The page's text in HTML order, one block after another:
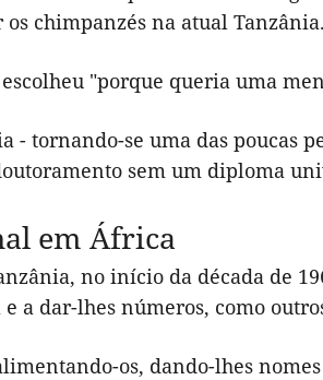
chimpanzés na atual Tanzânia.
"porque queria uma
- tornando-se uma das poucas
sem um diploma
em África
no início da década de
a dar-lhes números, como
os, dando-lhes